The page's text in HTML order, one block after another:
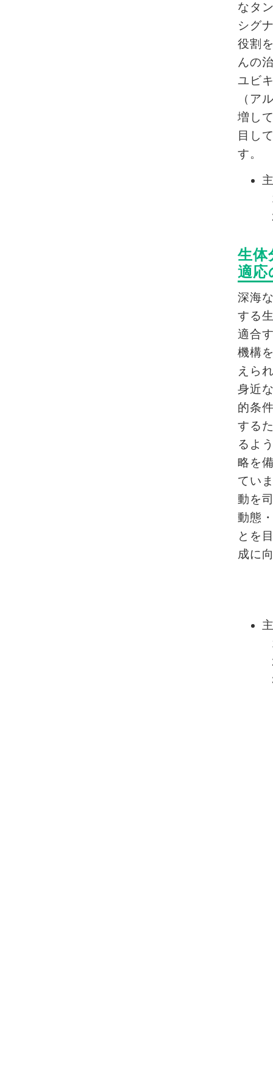
なタ
シグ
役割
んの
ユビ
（ア
増し
目し
す。
生体
適応
深海
する
適合
機構
えら
身近
的条
する
るよ
略を
てい
動を
動態
とを
成に